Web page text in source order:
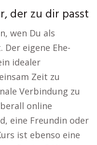
der zu dir passt
wen Du als
eigene Ehe-
idealer
Zeit zu
Verbindung zu
online
eine Freundin oder
ist ebenso eine